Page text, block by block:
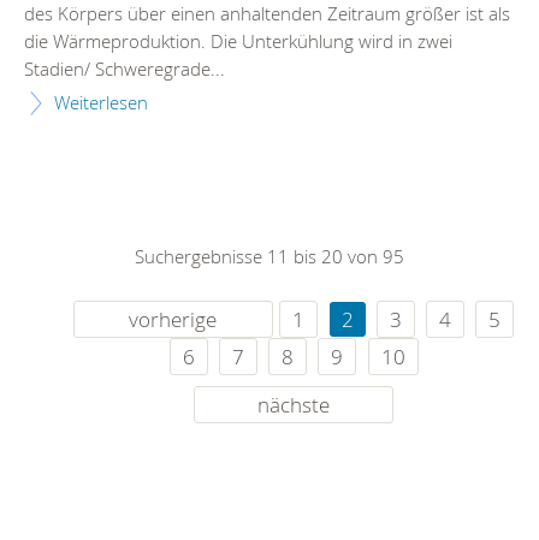
des Körpers über einen anhaltenden Zeitraum größer ist als
die Wärmeproduktion. Die Unterkühlung wird in zwei
Stadien/ Schweregrade...
Weiterlesen
Suchergebnisse 11 bis 20 von 95
vorherige 1 2 3 4
5
6
7 8 9
10
nächste